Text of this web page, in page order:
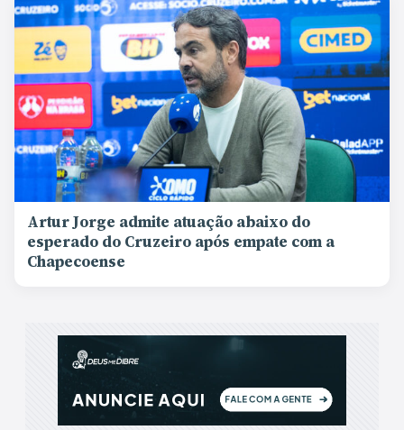
Artur Jorge admite atuação abaixo do
esperado do Cruzeiro após empate com a
Chapecoense